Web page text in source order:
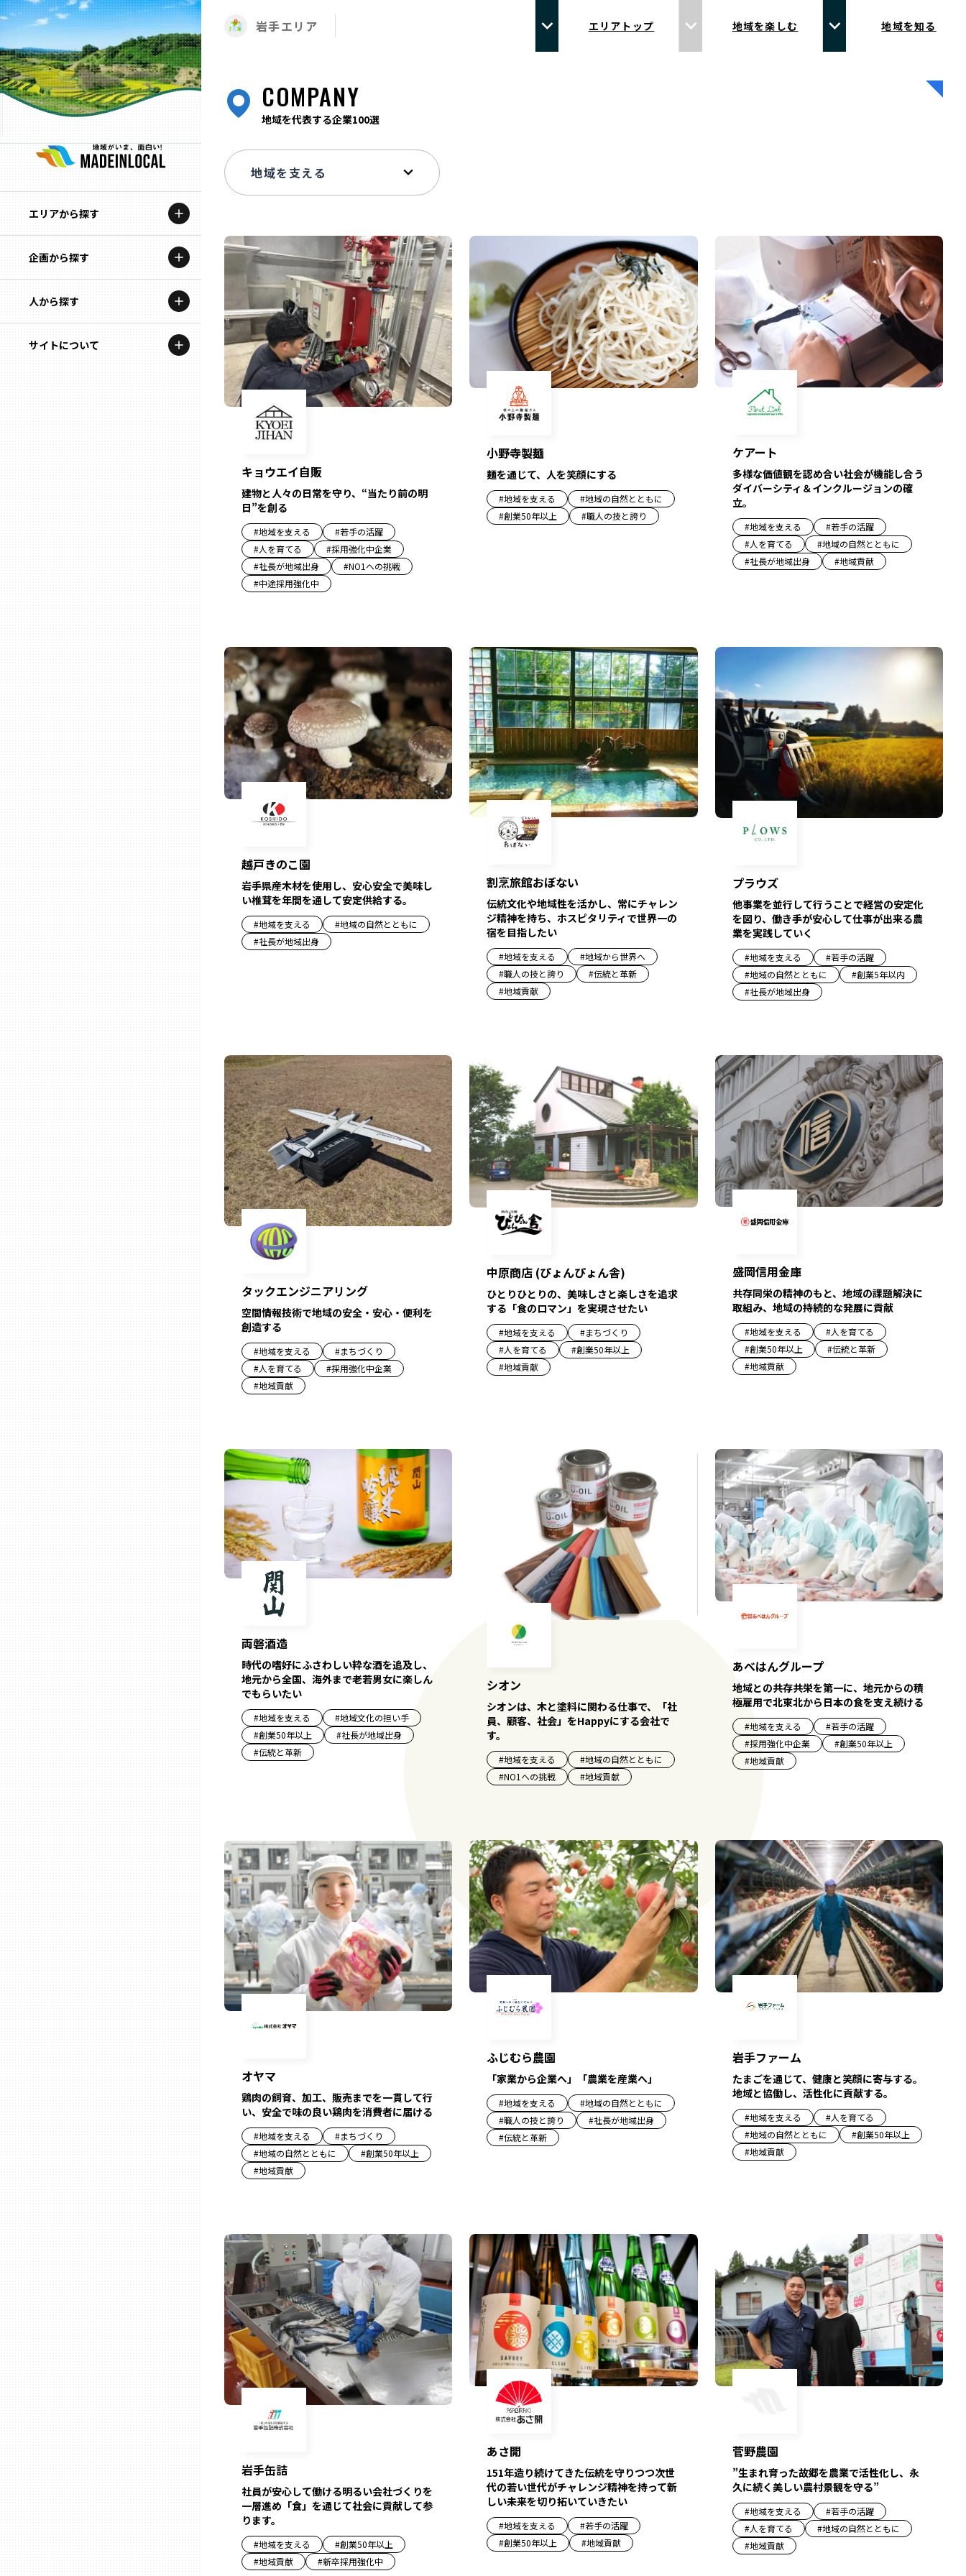
エリアから探す
北海道
青森
岩手
企画から探す
特集コンテンツ
地域を代表する企業100選
人から探す
記事ライター
サイトについて
岩手エリア エリアトップ 地域を楽しむ 地域を知る
COMPANY
地域を代表する企業100選
キョウエイ自販
建物と人々の日常を守り、“当たり前の明
日”を創る
#地域を支える #若手の活躍
#人を育てる #採用強化中企業
#社長が地域出身 #NO1への挑戦
#中途採用強化中
小野寺製麺
麺を通じて、人を笑顔にする
#地域を支える #地域の自然とともに
#創業50年以上 #職人の技と誇り
ケアート
多様な価値観を認め合い社会が機能し合う
ダイバーシティ＆インクルージョンの確
立。
#地域を支える #若手の活躍
#人を育てる #地域の自然とともに
#社長が地域出身 #地域貢献
越戸きのこ園
岩手県産木材を使用し、安心安全で美味し
い椎茸を年間を通して安定供給する。
#地域を支える #地域の自然とともに
#社長が地域出身
割烹旅館おぼない
伝統文化や地域性を活かし、常にチャレン
ジ精神を持ち、ホスピタリティで世界一の
宿を目指したい
#地域を支える #地域から世界へ
#職人の技と誇り #伝統と革新
#地域貢献
プラウズ
他事業を並行して行うことで経営の安定化
を図り、働き手が安心して仕事が出来る農
業を実践していく
#地域を支える #若手の活躍
#地域の自然とともに #創業5年以内
#社長が地域出身
タックエンジニアリング
空間情報技術で地域の安全・安心・便利を
創造する
#地域を支える #まちづくり
#人を育てる #採用強化中企業
#地域貢献
中原商店 (ぴょんぴょん舎)
ひとりひとりの、美味しさと楽しさを追求
する「食のロマン」を実現させたい
#地域を支える #まちづくり
#人を育てる #創業50年以上
#地域貢献
盛岡信用金庫
共存同栄の精神のもと、地域の課題解決に
取組み、地域の持続的な発展に貢献
#地域を支える #人を育てる
#創業50年以上 #伝統と革新
#地域貢献
両磐酒造
時代の嗜好にふさわしい粋な酒を追及し、
地元から全国、海外まで老若男女に楽しん
でもらいたい
#地域を支える #地域文化の担い手
#創業50年以上 #社長が地域出身
#伝統と革新
シオン
シオンは、木と塗料に関わる仕事で、「社
員、顧客、社会」をHappyにする会社で
す。
#地域を支える #地域の自然とともに
#NO1への挑戦 #地域貢献
あべはんグループ
地域との共存共栄を第一に、地元からの積
極雇用で北東北から日本の食を支え続ける
#地域を支える #若手の活躍
#採用強化中企業 #創業50年以上
#地域貢献
オヤマ
鶏肉の飼育、加工、販売までを一貫して行
い、安全で味の良い鶏肉を消費者に届ける
#地域を支える #まちづくり
#地域の自然とともに #創業50年以上
#地域貢献
ふじむら農園
「家業から企業へ」「農業を産業へ」
#地域を支える #地域の自然とともに
#職人の技と誇り #社長が地域出身
#伝統と革新
岩手ファーム
たまごを通じて、健康と笑顔に寄与する。
地域と協働し、活性化に貢献する。
#地域を支える #人を育てる
#地域の自然とともに #創業50年以上
#地域貢献
岩手缶詰
社員が安心して働ける明るい会社づくりを
一層進め「食」を通じて社会に貢献して参
ります。
#地域を支える #創業50年以上
#地域貢献 #新卒採用強化中
あさ開
151年造り続けてきた伝統を守りつつ次世
代の若い世代がチャレンジ精神を持って新
しい未来を切り拓いていきたい
#地域を支える #若手の活躍
#創業50年以上 #地域貢献
菅野農園
”生まれ育った故郷を農業で活性化し、永
久に続く美しい農村景観を守る”
#地域を支える #若手の活躍
#人を育てる #地域の自然とともに
#地域貢献